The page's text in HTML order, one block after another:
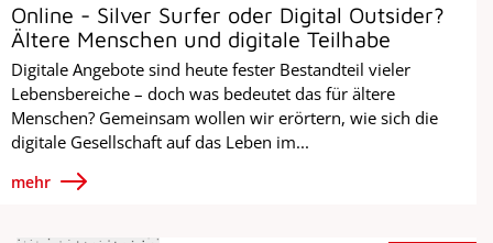
Online - Silver Surfer oder Digital Outsider?
Ältere Menschen und digitale Teilhabe
Digitale Angebote sind heute fester Bestandteil vieler
Lebensbereiche – doch was bedeutet das für ältere
Menschen? Gemeinsam wollen wir erörtern, wie sich die
digitale Gesellschaft auf das Leben im...
mehr